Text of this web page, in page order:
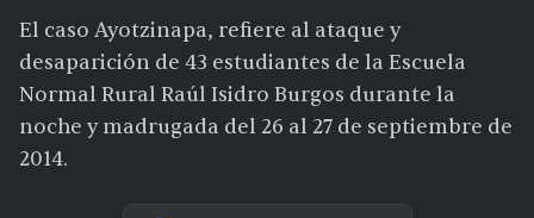
El caso Ayotzinapa, refiere al ataque y
desaparición de 43 estudiantes de la Escuela
Normal Rural Raúl Isidro Burgos durante la
noche y madrugada del 26 al 27 de septiembre de
2014.